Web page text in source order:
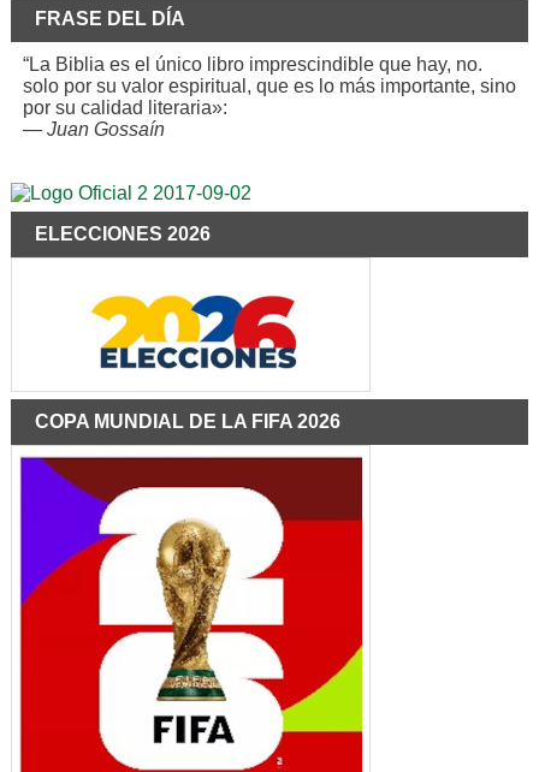
FRASE DEL DÍA
“La Biblia es el único libro imprescindible que hay, no.
solo por su valor espiritual, que es lo más importante, sino
por su calidad literaria»:
— Juan Gossaín
ELECCIONES 2026
COPA MUNDIAL DE LA FIFA 2026